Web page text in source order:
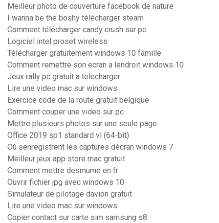
Meilleur photo de couverture facebook de nature
I wanna be the boshy télécharger steam
Comment télécharger candy crush sur pc
Logiciel intel proset wireless
Télécharger gratuitement windows 10 famille
Comment remettre son ecran a lendroit windows 10
Jeux rally pc gratuit a telecharger
Lire une video mac sur windows
Exercice code de la route gratuit belgique
Comment couper une video sur pc
Mettre plusieurs photos sur une seule page
Office 2019 sp1 standard vl (64-bit)
Où senregistrent les captures décran windows 7
Meilleur jeux app store mac gratuit
Comment mettre desmume en fr
Ouvrir fichier jpg avec windows 10
Simulateur de pilotage davion gratuit
Lire une video mac sur windows
Copier contact sur carte sim samsung s8